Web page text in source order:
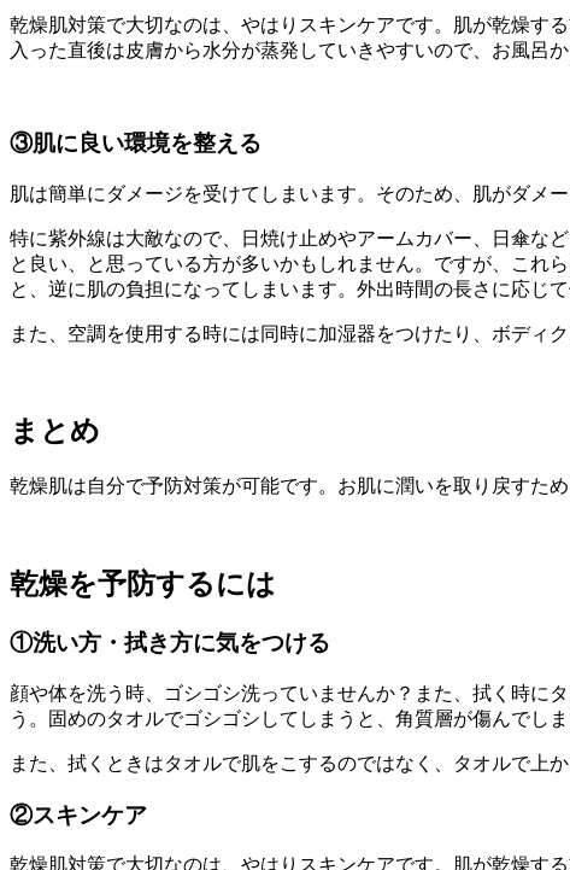
乾燥肌対策で大切なのは、やはりスキンケアです。肌が乾燥す
入った直後は皮膚から水分が蒸発していきやすいので、お風呂
③肌に良い環境を整える
肌は簡単にダメージを受けてしまいます。そのため、肌がダメ
特に紫外線は大敵なので、日焼け止めやアームカバー、日傘な
と良い、と思っている方が多いかもしれません。ですが、これ
と、逆に肌の負担になってしまいます。外出時間の長さに応じ
また、空調を使用する時には同時に加湿器をつけたり、ボディ
まとめ
乾燥肌は自分で予防対策が可能です。お肌に潤いを取り戻すた
乾燥を予防するには
①洗い方・拭き方に気をつける
顔や体を洗う時、ゴシゴシ洗っていませんか？また、拭く時に
う。固めのタオルでゴシゴシしてしまうと、角質層が傷んでし
また、拭くときはタオルで肌をこするのではなく、タオルで上
②スキンケア
乾燥肌対策で大切なのは、やはりスキンケアです。肌が乾燥す